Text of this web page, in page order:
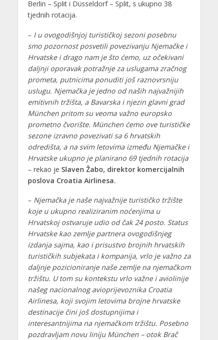
Berlin – Split i Düsseldorf – Split, s ukupno 38
tjednih rotacija.
– I u ovogodišnjoj turističkoj sezoni posebnu
smo pozornost posvetili povezivanju Njemačke i
Hrvatske i drago nam je što ćemo, uz očekivani
daljnji oporavak potražnje za uslugama zračnog
prometa, putnicima ponuditi još raznovrsniju
uslugu. Njemačka je jedno od naših najvažnijih
emitivnih tržišta, a Bavarska i njezin glavni grad
München pritom su veoma važno europsko
prometno čvorište. München ćemo ove turističke
sezone izravno povezivati sa 6 hrvatskih
odredišta, a na svim letovima između Njemačke i
Hrvatske ukupno je planirano 69 tjednih rotacija
– rekao je Slaven Žabo, direktor komercijalnih
poslova Croatia Airlinesa.
– Njemačka je naše najvažnije turističko tržište
koje u ukupno realiziranim noćenjima u
Hrvatskoj ostvaruje udio od čak 24 posto. Status
Hrvatske kao zemlje partnera ovogodišnjeg
izdanja sajma, kao i prisustvo brojnih hrvatskih
turističkih subjekata i kompanija, vrlo je važno za
daljnje pozicioniranje naše zemlje na njemačkom
tržištu. U tom su kontekstu vrlo važne i aviolinije
našeg nacionalnog avioprijevoznika Croatia
Airlinesa, koji svojim letovima brojne hrvatske
destinacije čini još dostupnijima i
interesantnijima na njemačkom tržištu. Posebno
pozdravljam novu liniju München – otok Brač